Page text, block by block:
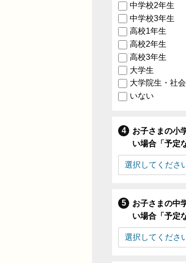
中学校2年生
中学校3年生
高校1年生
高校2年生
高校3年生
大学生
大学院生・社
いない
お子さまの小
い場合「予定
お子さまの中
い場合「予定